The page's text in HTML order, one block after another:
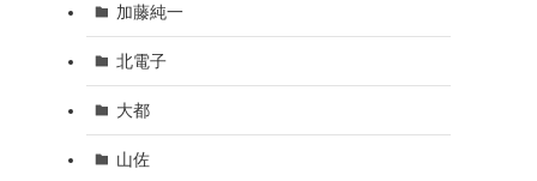
加藤純一
北電子
大都
山佐